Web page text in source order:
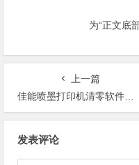
为“正文底
上一篇
佳能喷墨打印机清零软件下载
发表评论